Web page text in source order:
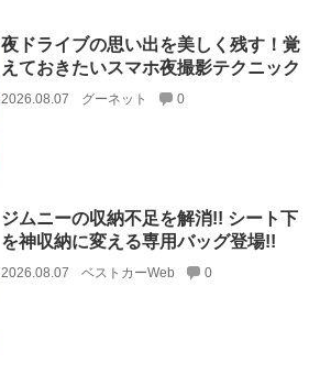
夜ドライブの思い出を美しく残す！覚
えておきたいスマホ夜撮影テクニック
2026.08.07 グーネット 0
ジムニーの収納不足を解消!! シート下
を神収納に変える専用バッグ登場!!
2026.08.07 ベストカーWeb 0